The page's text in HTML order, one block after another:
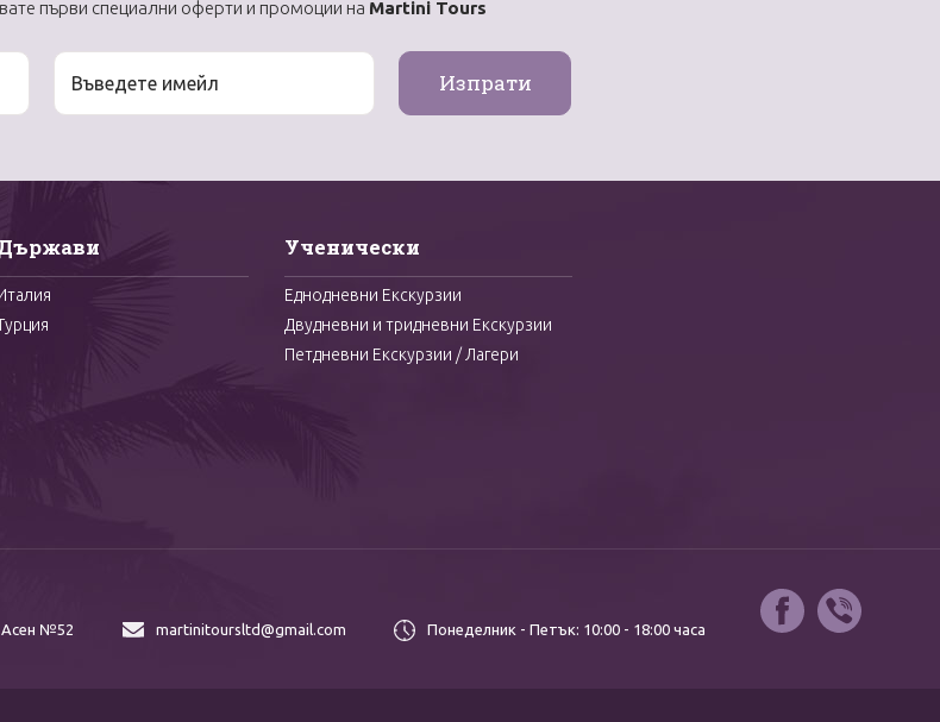
първи специални оферти и промоции на Martini Tours
Ученически
Еднодневни Екскурзии
Двудневни и тридневни Екскурзии
Петдневни Екскурзии / Лагери
Асен №52 martinitoursltd@gmail.com Понеделник - Петък: 10:00 - 18:00 часа